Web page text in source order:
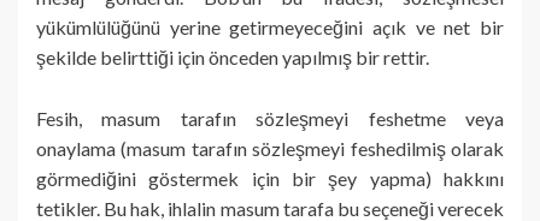
yükümlülüğünü yerine getirmeyeceğini açık ve net bir
şekilde belirttiği için önceden yapılmış bir rettir.
Fesih, masum tarafın sözleşmeyi feshetme veya
onaylama (masum tarafın sözleşmeyi feshedilmiş olarak
görmediğini göstermek için bir şey yapma) hakkını
tetikler. Bu hak, ihlalin masum tarafa bu seçeneği verecek